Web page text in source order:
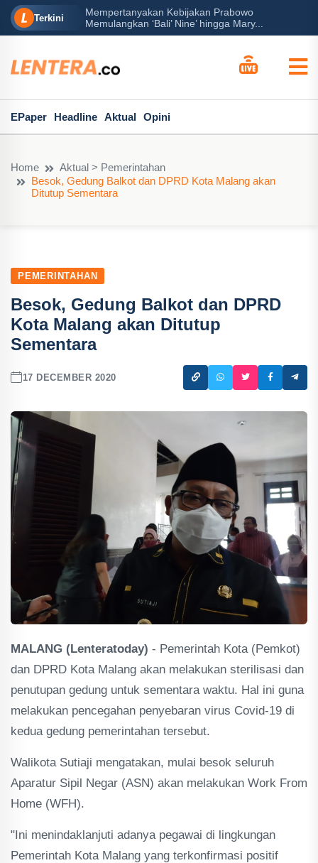
Terkini
Mempertanyakan Kebijakan Prabowo
Memulangkan ‘Bali’ Nine’ hingga Mary...
EPaper Headline Aktual Opini
Home
Aktual > Pemerintahan
Besok, Gedung Balkot dan DPRD Kota Malang akan
Ditutup Sementara
PEMERINTAHAN
Besok, Gedung Balkot dan DPRD
Kota Malang akan Ditutup
Sementara
17 DECEMBER 2020
MALANG (Lenteratoday) - Pemerintah Kota (Pemkot)
dan DPRD Kota Malang akan melakukan sterilisasi dan
penutupan gedung untuk sementara waktu. Hal ini guna
melakukan pencegahan penyebaran virus Covid-19 di
kedua gedung pemerintahan tersebut.
Walikota Sutiaji mengatakan, mulai besok seluruh
Aparatur Sipil Negar (ASN) akan melakukan Work From
Home (WFH).
"Ini menindaklanjuti adanya pegawai di lingkungan
Pemerintah Kota Malang yang terkonfirmasi positif